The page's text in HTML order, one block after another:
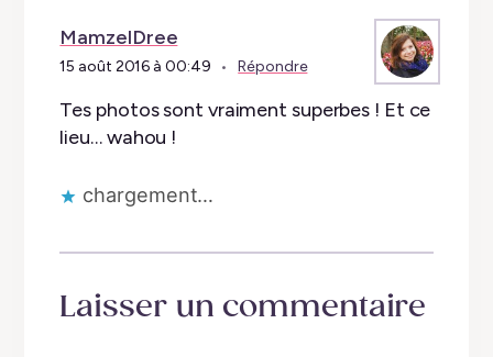
MamzelDree
15 août 2016 à 00:49 Répondre
Tes photos sont vraiment superbes ! Et ce
lieu… wahou !
chargement…
Laisser un commentaire